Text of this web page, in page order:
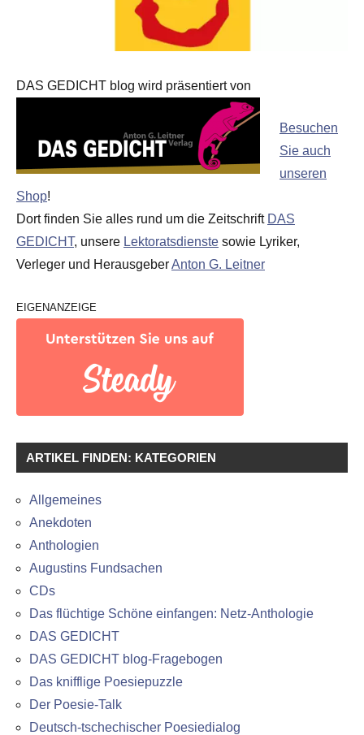
DAS GEDICHT blog wird präsentiert von
Besuchen
Sie auch
unseren
Shop!
Dort finden Sie alles rund um die Zeitschrift DAS
GEDICHT, unsere Lektoratsdienste sowie Lyriker,
Verleger und HerausgeberAnton G. Leitner
EIGENANZEIGE
ARTIKEL FINDEN: KATEGORIEN
Allgemeines
Anekdoten
Anthologien
Augustins Fundsachen
CDs
Das flüchtige Schöne einfangen: Netz-Anthologie
DAS GEDICHT
DAS GEDICHT blog-Fragebogen
Das knifflige Poesiepuzzle
Der Poesie-Talk
Deutsch-tschechischer Poesiedialog